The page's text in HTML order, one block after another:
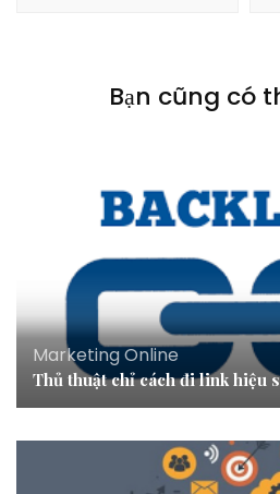
Bạn cũng có
Marketing Online
Thủ thuật chỉ cách đi link hiệu